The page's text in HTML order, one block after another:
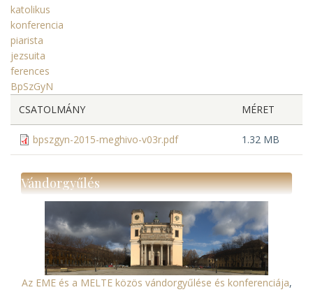
katolikus
konferencia
piarista
jezsuita
ferences
BpSzGyN
CSATOLMÁNY
MÉRET
bpszgyn-2015-meghivo-v03r.pdf 1.32 MB
Vándorgyűlés
Az EME és a MELTE közös vándorgyűlése és konferenciája,